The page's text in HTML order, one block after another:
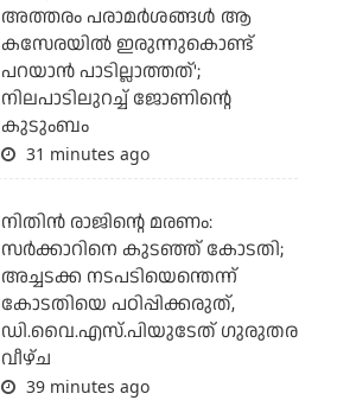
അത്തരം പരാമര്‍ശങ്ങള്‍ ആ
കസേരയില്‍ ഇരുന്നുകൊണ്ട്
പറയാന്‍ പാടില്ലാത്തത്';
നിലപാടിലുറച്ച് ജോണിന്റെ
കുടുംബം
31 minutes ago
നിതിന്‍ രാജിന്റെ മരണം:
സര്‍ക്കാറിനെ കുടഞ്ഞ് കോടതി;
അച്ചടക്ക നടപടിയെന്തെന്ന്
കോടതിയെ പഠിപ്പിക്കരുത്,
ഡി.വൈ.എസ്.പിയുടേത് ഗുരുതര
വീഴ്ച
39 minutes ago